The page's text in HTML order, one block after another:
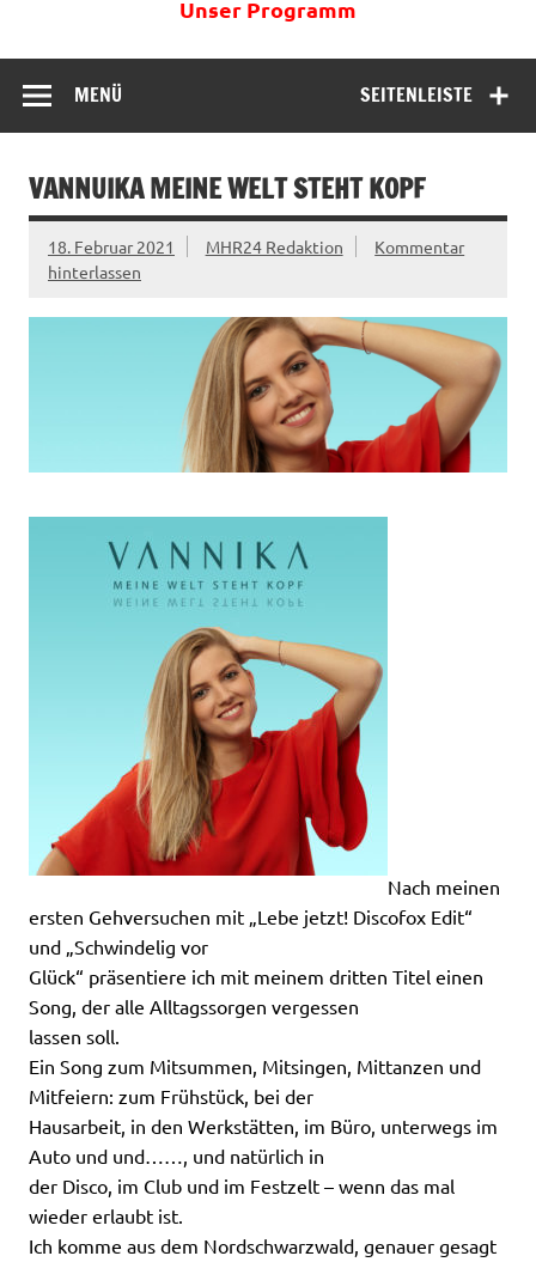
Unser Programm
SEITENLEISTE
MENÜ
VANNUIKA MEINE WELT STEHT KOPF
18. Februar 2021 MHR24 Redaktion
Kommentar
hinterlassen
Nach meinen
ersten Gehversuchen mit „Lebe jetzt! Discofox Edit“
und „Schwindelig vor
Glück“ präsentiere ich mit meinem dritten Titel einen
Song, der alle Alltagssorgen vergessen
lassen soll.
Ein Song zum Mitsummen, Mitsingen, Mittanzen und
Mitfeiern: zum Frühstück, bei der
Hausarbeit, in den Werkstätten, im Büro, unterwegs im
Auto und und……, und natürlich in
der Disco, im Club und im Festzelt – wenn das mal
wieder erlaubt ist.
Ich komme aus dem Nordschwarzwald, genauer gesagt